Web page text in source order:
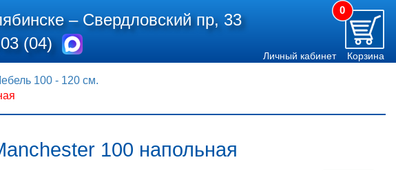
–Свердловский пр, 33
(04)
0
Личный кабинет Корзина
100 - 120 см.
100 напольная